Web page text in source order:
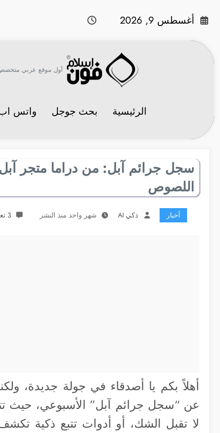
أغسطس 9, 2026
أول موقع عربي متخصص
الرئيسية بحث جوجل واتس
اللصوص
أخبار ذكي AI شهر واحد منذ النشر 3 تعليقات
أهلاً بكم يا أصدقاء في جولة جديدة،
عن “سجل جرائم آبل” الأسبوعي، حيث
لا تقبل الشك، أو أدوات تتبع ذكية